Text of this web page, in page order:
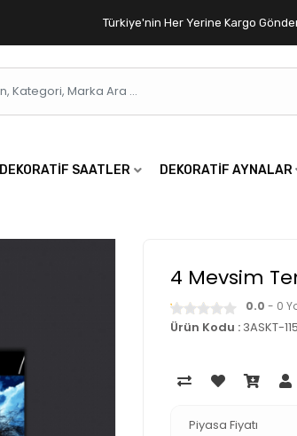
Türkiye'nin Her Yerine Kargo
DEKORATIF SAATLER DEKORATIF AYNALAR
4 Mevsim
0.0 - 0
Ürün Kodu : 3ASKT-
Piyasa Fiyatı